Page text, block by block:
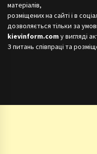
матеріалів,
розміщених на сайті і в
дозволяється тільки за
kievinform.com у вигляді
З питань співпраці та